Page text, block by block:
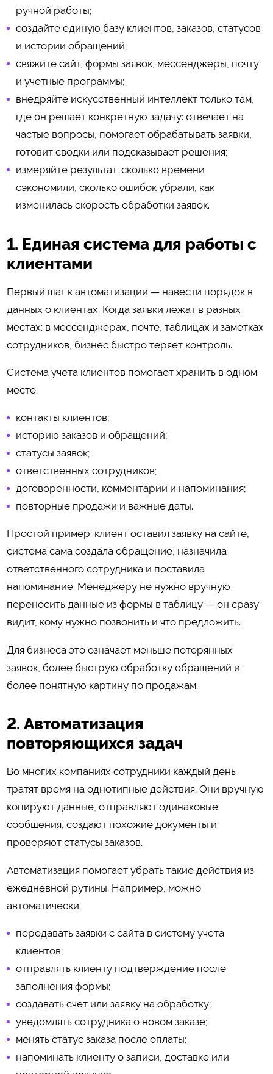
ручной работы;
создайте единую базу клиентов, заказов, статусов
и истории обращений;
свяжите сайт, формы заявок, мессенджеры, почту
и учетные программы;
внедряйте искусственный интеллект только там,
где он решает конкретную задачу: отвечает на
частые вопросы, помогает обрабатывать заявки,
готовит сводки или подсказывает решения;
измеряйте результат: сколько времени
сэкономили, сколько ошибок убрали, как
изменилась скорость обработки заявок.
1. Единая система для работы с
клиентами
Первый шаг к автоматизации — навести порядок в
данных о клиентах. Когда заявки лежат в разных
местах: в мессенджерах, почте, таблицах и заметках
сотрудников, бизнес быстро теряет контроль.
Система учета клиентов помогает хранить в одном
месте:
контакты клиентов;
историю заказов и обращений;
статусы заявок;
ответственных сотрудников;
договоренности, комментарии и напоминания;
повторные продажи и важные даты.
Простой пример: клиент оставил заявку на сайте,
система сама создала обращение, назначила
ответственного сотрудника и поставила
напоминание. Менеджеру не нужно вручную
переносить данные из формы в таблицу — он сразу
видит, кому нужно позвонить и что предложить.
Для бизнеса это означает меньше потерянных
заявок, более быструю обработку обращений и
более понятную картину по продажам.
2. Автоматизация
повторяющихся задач
Во многих компаниях сотрудники каждый день
тратят время на однотипные действия. Они вручную
копируют данные, отправляют одинаковые
сообщения, создают похожие документы и
проверяют статусы заказов.
Автоматизация помогает убрать такие действия из
ежедневной рутины. Например, можно
автоматически:
передавать заявки с сайта в систему учета
клиентов;
отправлять клиенту подтверждение после
заполнения формы;
создавать счет или заявку на обработку;
уведомлять сотрудника о новом заказе;
менять статус заказа после оплаты;
напоминать клиенту о записи, доставке или